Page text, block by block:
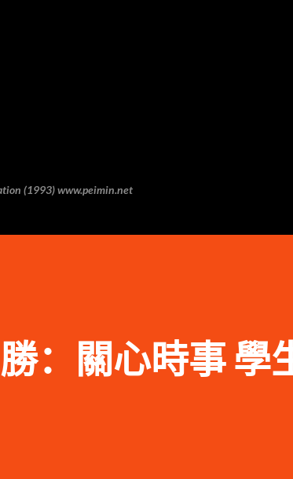
(1993) www.peimin.net
：關心時事 學